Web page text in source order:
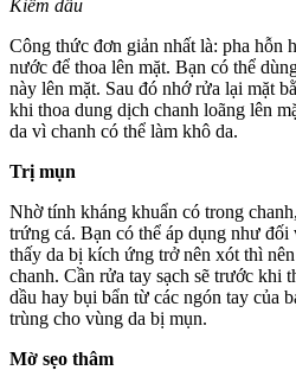
Kiềm dầu
Công thức đơn giản nhất là: pha hỗn
nước để thoa lên mặt. Bạn có thể
này lên mặt. Sau đó nhớ rửa lại mặt
khi thoa dung dịch chanh loãng lên
da vì chanh có thể làm khô da.
Trị mụn
Nhờ tính kháng khuẩn có trong
trứng cá. Bạn có thể áp dụng như
thấy da bị kích ứng trở nên xót thì
chanh. Cần rửa tay sạch sẽ trước khi
dầu hay bụi bẩn từ các ngón tay của
trùng cho vùng da bị mụn.
Mờ sẹo thâm